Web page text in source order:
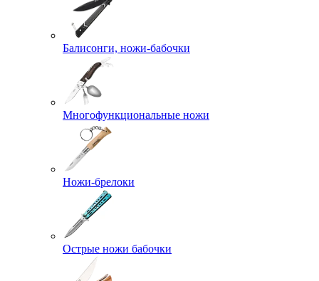
Балисонги, ножи-бабочки
Многофункциональные ножи
Ножи-брелоки
Острые ножи бабочки